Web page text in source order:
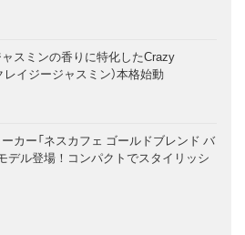
スミンの香りに特化したCrazy
レイジージャスミン）本格始動
カー「ネスカフェ ゴールドブレンド バ
デル登場！コンパクトでスタイリッシ